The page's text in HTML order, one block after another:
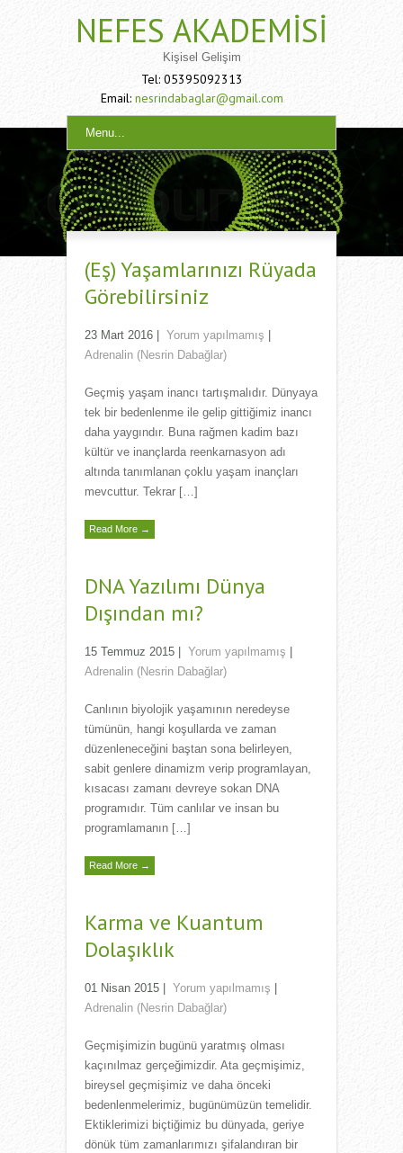
NEFES AKADEMISI
Kişisel Gelişim
Tel: 05395092313
Email: nesrindabaglar@gmail.com
Menu...
(Eş) Yaşamlarınızı Rüyada
Görebilirsiniz
23 Mart 2016 Yorum yapılmamış
Adrenalin (Nesrin Dabağlar)
Geçmiş yaşam inancı tartışmalıdır. Dünyaya
tek bir bedenlenme ile gelip gittiğimiz inancı
daha yaygındır. Buna rağmen kadim bazı
kültür ve inançlarda reenkarnasyon adı
altında tanımlanan çoklu yaşam inançları
mevcuttur. Tekrar […]
Read More →
DNA Yazılımı Dünya
Dışından mı?
15 Temmuz 2015 Yorum yapılmamış
Adrenalin (Nesrin Dabağlar)
Canlının biyolojik yaşamının neredeyse
tümünün, hangi koşullarda ve zaman
düzenleneceğini baştan sona belirleyen,
sabit genlere dinamizm verip programlayan,
kısacası zamanı devreye sokan DNA
programıdır. Tüm canlılar ve insan bu
programlamanın […]
Read More →
Karma ve Kuantum
Dolaşıklık
01 Nisan 2015 Yorum yapılmamış
Adrenalin (Nesrin Dabağlar)
Geçmişimizin bugünü yaratmış olması
kaçınılmaz gerçeğimizdir. Ata geçmişimiz,
bireysel geçmişimiz ve daha önceki
bedenlenmelerimiz, bugünümüzün temelidir.
Ektiklerimizi biçtiğimiz bu dünyada, geriye
dönük tüm zamanlarımızı şifalandıran bir